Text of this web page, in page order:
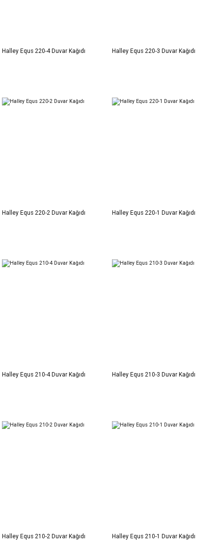
Halley Equs 220-4 Duvar Kağıdı Halley Equs 220-3 Duvar Kağıdı
Halley Equs 220-2 Duvar Kağıdı Halley Equs 220-1 Duvar Kağıdı
Halley Equs 210-4 Duvar Kağıdı Halley Equs 210-3 Duvar Kağıdı
Halley Equs 210-2 Duvar Kağıdı Halley Equs 210-1 Duvar Kağıdı